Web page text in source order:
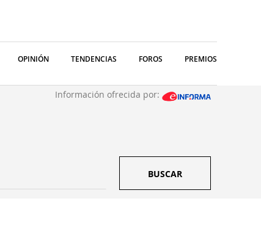
OPINIÓN TENDENCIAS FOROS PREMIOS
Información ofrecida por:
BUSCAR